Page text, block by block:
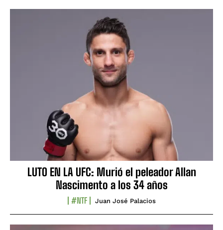
LUTO EN LA UFC: Murió el peleador Allan
Nascimento a los 34 años
#NTF Juan José Palacios